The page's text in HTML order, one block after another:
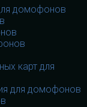
домофонов
карт для
для домофонов